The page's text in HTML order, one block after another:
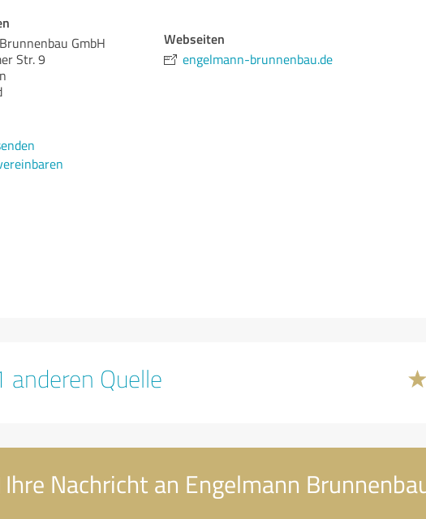
GmbH
Str. 9
Webseiten
engelmann-brunnenbau.de
Quelle
Ihre Nachricht an Engelmann